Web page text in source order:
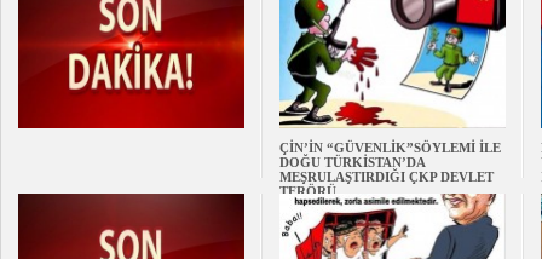
ÇİN’İN “GÜVENLİK”SÖYLEMİ İLE
DOĞU TÜRKİSTAN’DA
MEŞRULAŞTIRDIĞI ÇKP DEVLET
TERÖRÜ